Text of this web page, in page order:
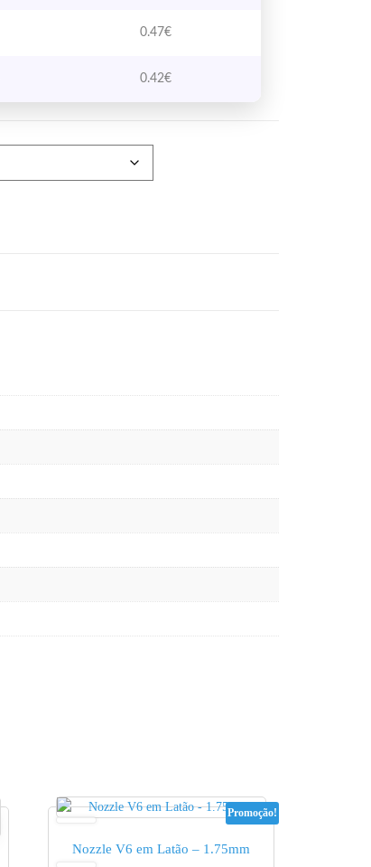
0.47€
0.42€
Promoção!
Nozzle V6 em Latão – 1.75mm